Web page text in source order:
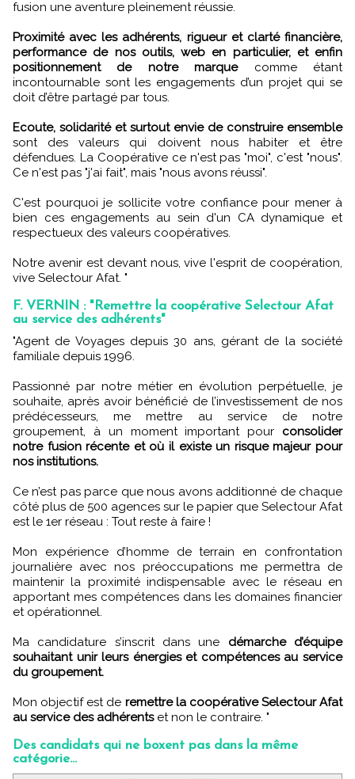
fusion une aventure pleinement réussie.
Proximité avec les adhérents, rigueur et clarté financière,
performance de nos outils, web en particulier, et enfin
positionnement de notre marque comme étant
incontournable sont les engagements d’un projet qui se
doit d’être partagé par tous.
Ecoute, solidarité et surtout envie de construire ensemble
sont des valeurs qui doivent nous habiter et être
défendues. La Coopérative ce n'est pas "moi", c'est "nous".
Ce n'est pas "j'ai fait", mais "nous avons réussi".
C'est pourquoi je sollicite votre confiance pour mener à
bien ces engagements au sein d'un CA dynamique et
respectueux des valeurs coopératives.
Notre avenir est devant nous, vive l'esprit de coopération,
vive Selectour Afat. "
F. VERNIN : "Remettre la coopérative Selectour Afat
au service des adhérents"
"Agent de Voyages depuis 30 ans, gérant de la société
familiale depuis 1996.
Passionné par notre métier en évolution perpétuelle, je
souhaite, après avoir bénéficié de l’investissement de nos
prédécesseurs, me mettre au service de notre
groupement, à un moment important pour consolider
notre fusion récente et où il existe un risque majeur pour
nos institutions.
Ce n’est pas parce que nous avons additionné de chaque
côté plus de 500 agences sur le papier que Selectour Afat
est le 1er réseau : Tout reste à faire !
Mon expérience d’homme de terrain en confrontation
journalière avec nos préoccupations me permettra de
maintenir la proximité indispensable avec le réseau en
apportant mes compétences dans les domaines financier
et opérationnel.
Ma candidature s’inscrit dans une démarche d’équipe
souhaitant unir leurs énergies et compétences au service
du groupement.
Mon objectif est de remettre la coopérative Selectour Afat
au service des adhérentset non le contraire. "
Des candidats qui ne boxent pas dans la même
catégorie...